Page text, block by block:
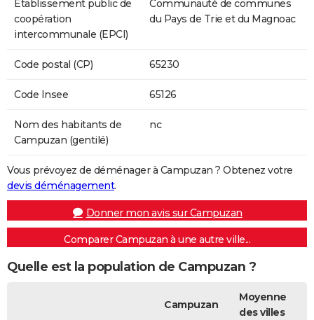
Etablissement public de
coopération
intercommunale (EPCI)
Communauté de communes
du Pays de Trie et du Magnoac
Code postal (CP) 65230
Code Insee 65126
Nom des habitants de
Campuzan (gentilé)
nc
Vous prévoyez de déménager à Campuzan ? Obtenez votre
devis déménagement.
Donner mon avis sur Campuzan
Comparer Campuzan à une autre ville...
Quelle est la population de Campuzan ?
Campuzan
Moyenne
des villes